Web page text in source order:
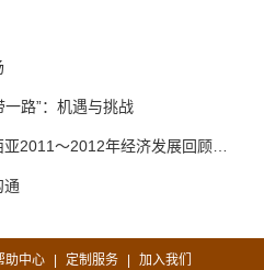
一路”：机遇与挑战
～2012年经济发展回顾与展望
通
助中心 定制服务 加入我们